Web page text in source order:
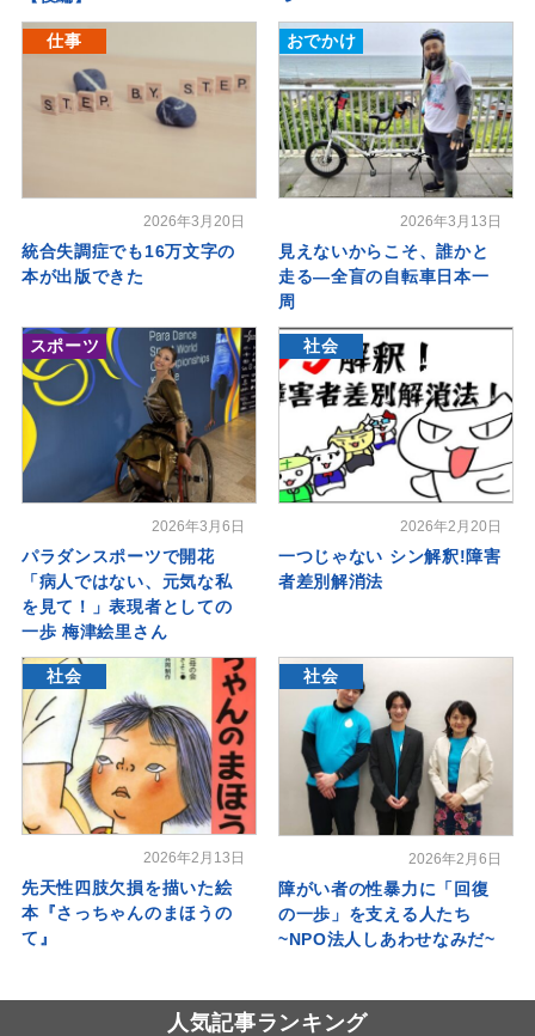
仕事
2026年3月20日
統合失調症でも16万文字の
本が出版できた
おでかけ
2026年3月13日
見えないからこそ、誰かと
走る―全盲の自転車日本一
周
スポーツ
2026年3月6日
パラダンスポーツで開花
「病人ではない、元気な私
を見て！」表現者としての
一歩 梅津絵里さん
社会
2026年2月20日
一つじゃない シン解釈!障害
者差別解消法
社会
2026年2月13日
先天性四肢欠損を描いた絵
本『さっちゃんのまほうの
て』
社会
2026年2月6日
障がい者の性暴力に「回復
の一歩」を支える人たち
~NPO法人しあわせなみだ~
人気記事ランキング